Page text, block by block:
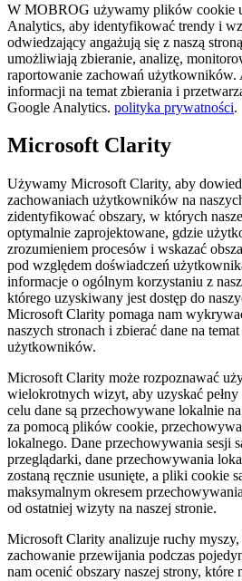
W MOBROG używamy plików cookie
Analytics, aby identyfikować trendy i
odwiedzający angażują się z naszą
umożliwiają zbieranie, analizę,
raportowanie zachowań użytkowników.
informacji na temat zbierania i
Google Analytics. polityka prywatności.
Microsoft Clarity
Używamy Microsoft Clarity, aby
zachowaniach użytkowników na
zidentyfikować obszary, w których
optymalnie zaprojektowane, gdzie
zrozumieniem procesów i wskazać
pod względem doświadczeń
informacje o ogólnym korzystaniu z
którego uzyskiwany jest dostęp do
Microsoft Clarity pomaga nam
naszych stronach i zbierać dane na
użytkowników.
Microsoft Clarity może rozpoznawać
wielokrotnych wizyt, aby uzyskać
celu dane są przechowywane lokalnie
za pomocą plików cookie,
lokalnego. Dane przechowywania sesji
przeglądarki, dane przechowywania
zostaną ręcznie usunięte, a pliki cookie
maksymalnym okresem
od ostatniej wizyty na naszej stronie.
Microsoft Clarity analizuje ruchy
zachowanie przewijania podczas
nam ocenić obszary naszej strony, które